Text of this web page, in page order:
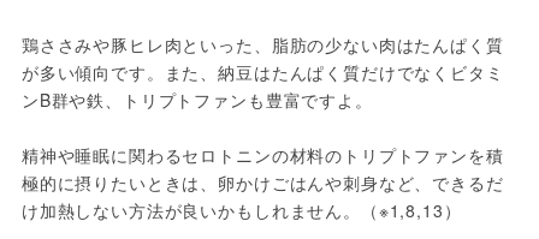
鶏ささみや豚ヒレ肉といった、脂肪の少ない肉はたんぱく質
が多い傾向です。また、納豆はたんぱく質だけでなくビタミ
ンB群や鉄、トリプトファンも豊富ですよ。
精神や睡眠に関わるセロトニンの材料のトリプトファンを積
極的に摂りたいときは、卵かけごはんや刺身など、できるだ
け加熱しない方法が良いかもしれません。（※1,8,13）